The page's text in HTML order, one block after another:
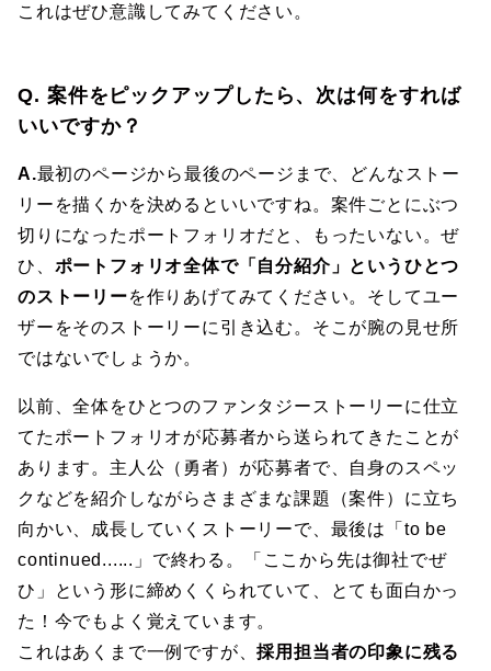
これはぜひ意識してみてください。
Q. 案件をピックアップしたら、次は何をすれば
いいですか？
A.最初のページから最後のページまで、どんなストー
リーを描くかを決めるといいですね。案件ごとにぶつ
切りになったポートフォリオだと、もったいない。ぜ
ひ、 ポートフォリオ全体で「自分紹介」というひとつ
のストーリーを作りあげてみてください。そしてユー
ザーをそのストーリーに引き込む。そこが腕の見せ所
ではないでしょうか。
以前、全体をひとつのファンタジーストーリーに仕立
てたポートフォリオが応募者から送られてきたことが
あります。主人公（勇者）が応募者で、自身のスペッ
クなどを紹介しながらさまざまな課題（案件）に立ち
向かい、成長していくストーリーで、最後は「to be
continued......」で終わる。「ここから先は御社でぜ
ひ」という形に締めくくられていて、とても面白かっ
た！今でもよく覚えています。
これはあくまで一例ですが、採用担当者の印象に残る